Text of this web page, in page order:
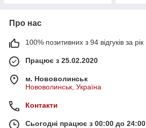
Про нас
100% позитивних з 94 відгуків за рік
Працює з 25.02.2020
м. Нововолинськ
Нововолинськ, Україна
Контакти
Сьогодні працює з 00:00 до 24:00